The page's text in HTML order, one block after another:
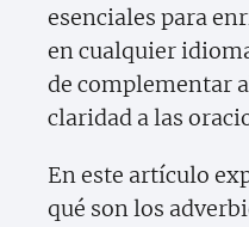
esenciales para
en cualquier
de complementar
claridad a las
En este artículo
qué son los